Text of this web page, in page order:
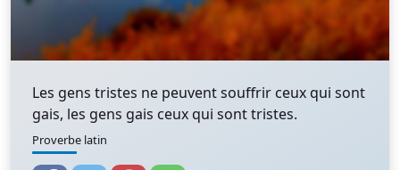
Les gens tristes ne peuvent souffrir ceux qui sont
gais, les gens gais ceux qui sont tristes.
Proverbe latin